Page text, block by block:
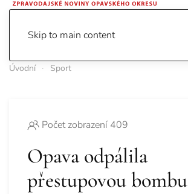
Skip to main content
Úvodní Sport
Počet zobrazení 409
Opava odpálila
přestupovou bombu